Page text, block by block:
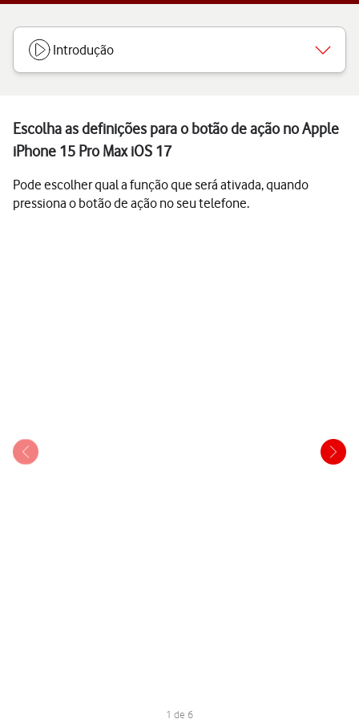
Introdução
Escolha as definições para o botão de ação no Apple
iPhone 15 Pro Max iOS 17
Pode escolher qual a função que será ativada, quando
pressiona o botão de ação no seu telefone.
1 de 6